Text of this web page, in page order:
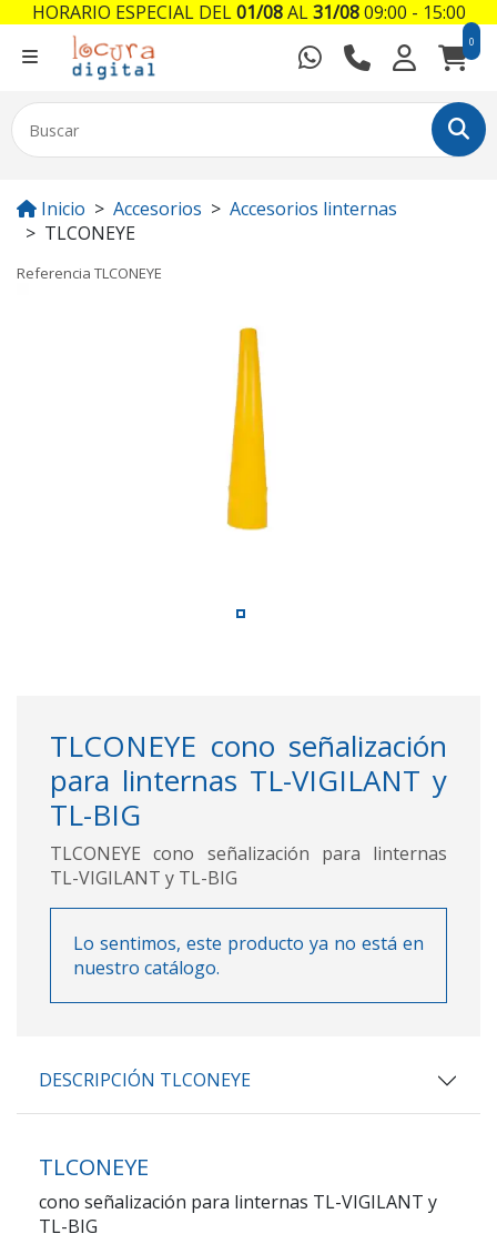
0
Inicio Accesorios
Accesorios linternas
TLCONEYE
Referencia TLCONEYE
TLCONEYE cono señalización
para linternas TL-VIGILANT y
TL-BIG
TLCONEYE cono señalización para linternas
TL-VIGILANT y TL-BIG
Lo sentimos, este producto ya no está en
nuestro catálogo.
DESCRIPCIÓN TLCONEYE
TLCONEYE
cono señalización para linternas TL-VIGILANT y
TL-BIG
HORARIO ESPECIAL DEL01/08AL31/0809:00 - 15:00